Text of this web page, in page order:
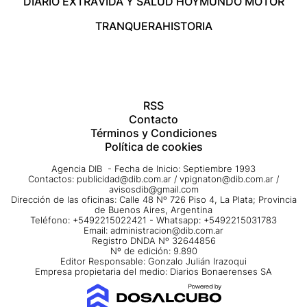
TRANQUERAHISTORIA
RSS
Contacto
Términos y Condiciones
Política de cookies
Agencia DIB - Fecha de Inicio: Septiembre 1993
Contactos: publicidad@dib.com.ar / vpignaton@dib.com.ar /
avisosdib@gmail.com
Dirección de las oficinas: Calle 48 Nº 726 Piso 4, La Plata; Provincia
de Buenos Aires, Argentina
Teléfono: +5492215022421 - Whatsapp: +5492215031783
Email: administracion@dib.com.ar
Registro DNDA Nº 32644856
Nº de edición: 9.890
Editor Responsable: Gonzalo Julián Irazoqui
Empresa propietaria del medio: Diarios Bonaerenses SA